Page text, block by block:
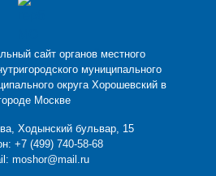
сайт органов местного
муниципального
округа Хорошевский в
Москве
Ходынский бульвар, 15
+7 (499) 740-58-68
moshor@mail.ru